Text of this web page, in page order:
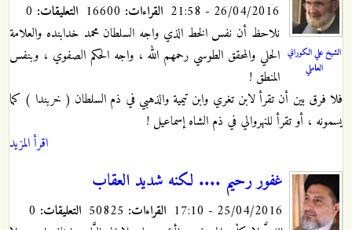
الشيخ علي الكوراني
العاملي
26/04/2016 - 21:58 القراءات: التعليقات:
نلاحظ أن نفس الخط الذي واجه السلطان محمد خدابنده والعلامة
الحلي والمحقق الطوسي رحمهم الله ، واجه الحكم الصفوي ، وبنفس
المنطق !
فلا فرق بين أن تقرأ لابن تغري وابن تيمية والذهبي في ذم السلطان ( خربندا ) كما
يسمونه ، أو تقرأ للنهروالي في ذم الشاه إسماعيل !
اقرأ المزيد
غفور رحيم .... لكنه شديد العقاب
25/04/2016 - 17:10 القراءات: التعليقات: